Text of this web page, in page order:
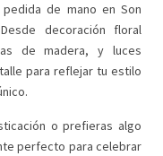
de mano en Son
decoración floral
de madera, y luces
para reflejar tu estilo
o prefieras algo
perfecto para celebrar